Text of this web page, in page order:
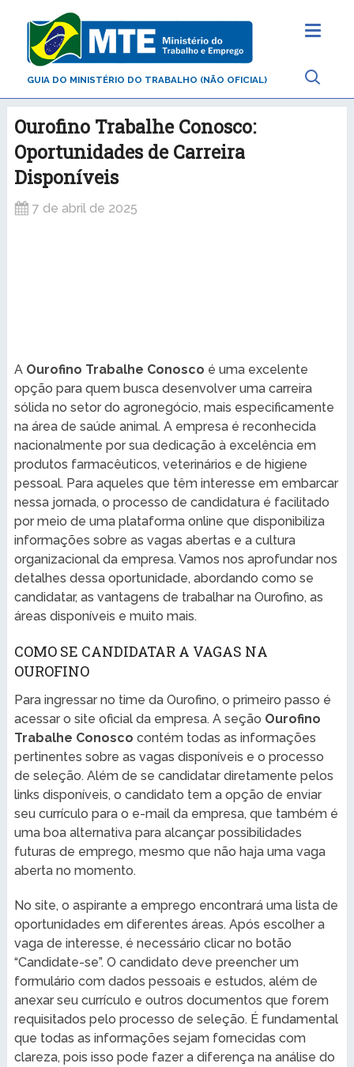
GUIA DO MINISTÉRIO DO TRABALHO (NÃO OFICIAL)
Ourofino Trabalhe Conosco:
Oportunidades de Carreira
Disponíveis
7 de abril de 2025
A Ourofino Trabalhe Conosco é uma excelente
opção para quem busca desenvolver uma carreira
sólida no setor do agronegócio, mais especificamente
na área de saúde animal. A empresa é reconhecida
nacionalmente por sua dedicação à excelência em
produtos farmacêuticos, veterinários e de higiene
pessoal. Para aqueles que têm interesse em embarcar
nessa jornada, o processo de candidatura é facilitado
por meio de uma plataforma online que disponibiliza
informações sobre as vagas abertas e a cultura
organizacional da empresa. Vamos nos aprofundar nos
detalhes dessa oportunidade, abordando como se
candidatar, as vantagens de trabalhar na Ourofino, as
áreas disponíveis e muito mais.
COMO SE CANDIDATAR A VAGAS NA
OUROFINO
Para ingressar no time da Ourofino, o primeiro passo é
acessar o site oficial da empresa. A seção Ourofino
Trabalhe Conosco contém todas as informações
pertinentes sobre as vagas disponíveis e o processo
de seleção. Além de se candidatar diretamente pelos
links disponíveis, o candidato tem a opção de enviar
seu currículo para o e-mail da empresa, que também é
uma boa alternativa para alcançar possibilidades
futuras de emprego, mesmo que não haja uma vaga
aberta no momento.
No site, o aspirante a emprego encontrará uma lista de
oportunidades em diferentes áreas. Após escolher a
vaga de interesse, é necessário clicar no botão
“Candidate-se”. O candidato deve preencher um
formulário com dados pessoais e estudos, além de
anexar seu currículo e outros documentos que forem
requisitados pelo processo de seleção. É fundamental
que todas as informações sejam fornecidas com
clareza, pois isso pode fazer a diferença na análise do